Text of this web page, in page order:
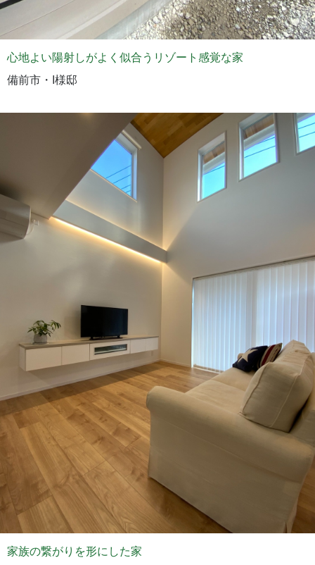
心地よい陽射しがよく似合うリゾート感覚な家
備前市・I様邸
家族の繋がりを形にした家